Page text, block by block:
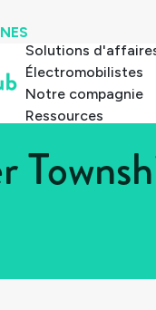
Solutions
Électromobilistes
Notre compagnie
Ressources